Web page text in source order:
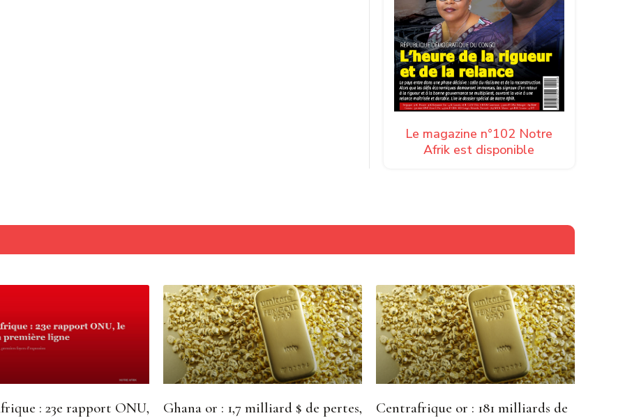
Le magazine n°102 Notre
Afrik est disponible
: 23e rapport ONU,
Ghana or : 1,7 milliard $ de pertes,
Centrafrique or : 181 milliards de